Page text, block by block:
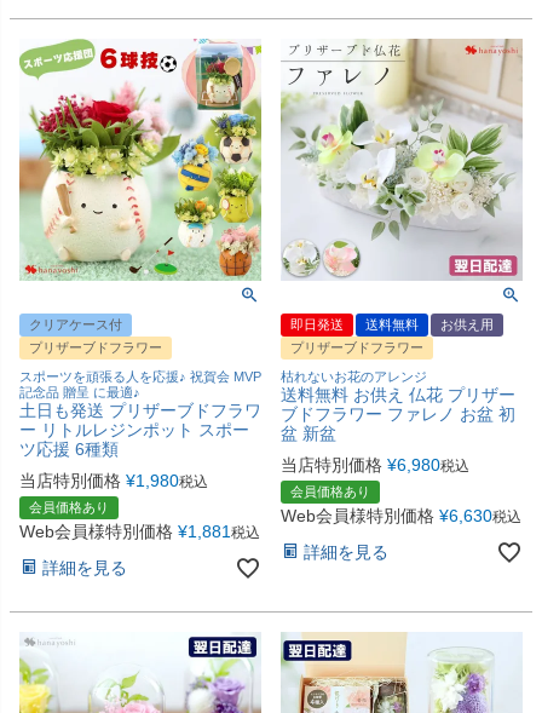
クリアケース付
プリザーブドフラワー
スポーツを頑張る人を応援♪ 祝賀会 MVP
記念品 贈呈 に最適♪
土日も発送 プリザーブドフラワ
ー リトルレジンポット スポー
ツ応援 6種類
当店特別価格 ¥1,980税込
会員価格あり
Web会員様特別価格 ¥1,881 税込
詳細を見る
即日発送 送料無料
お供え用
プリザーブドフラワー
枯れないお花のアレンジ
送料無料 お供え 仏花 プリザー
ブドフラワー ファレノ お盆 初
盆 新盆
当店特別価格 ¥6,980税込
会員価格あり
Web会員様特別価格 ¥6,630税込
詳細を見る